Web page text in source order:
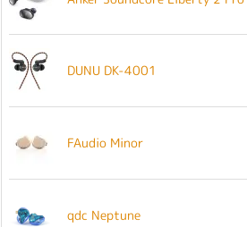
DUNU DK-4001
FAudio Minor
qdc Neptune